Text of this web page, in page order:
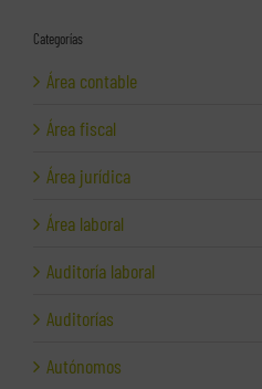
Categorías
Área contable
Área fiscal
Área jurídica
Área laboral
Auditoría laboral
Auditorías
Autónomos